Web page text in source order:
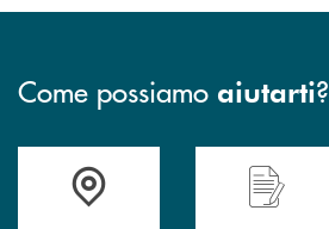
Come possiamo aiutarti?
Accedi all' elenco completo&nbsp;
Hai bisogno di